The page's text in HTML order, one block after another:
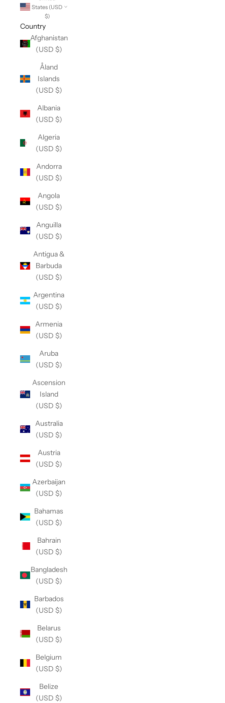
States (USD
$)
Country
Afghanistan
(USD $)
Åland
Islands
(USD $)
Albania
(USD $)
Algeria
(USD $)
Andorra
(USD $)
Angola
(USD $)
Anguilla
(USD $)
Antigua &
Barbuda
(USD $)
Argentina
(USD $)
Armenia
(USD $)
Aruba
(USD $)
Ascension
Island
(USD $)
Australia
(USD $)
Austria
(USD $)
Azerbaijan
(USD $)
Bahamas
(USD $)
Bahrain
(USD $)
Bangladesh
(USD $)
Barbados
(USD $)
Belarus
(USD $)
Belgium
(USD $)
Belize
(USD $)